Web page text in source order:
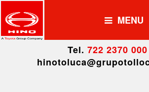
MENU
Tel. 722 2370 000